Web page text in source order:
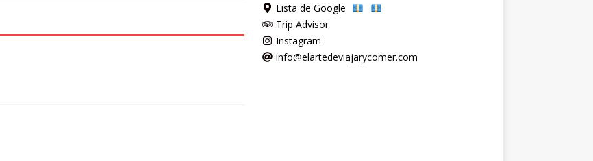
Lista de Google
Trip Advisor
Instagram
info@elartedeviajarycomer.com